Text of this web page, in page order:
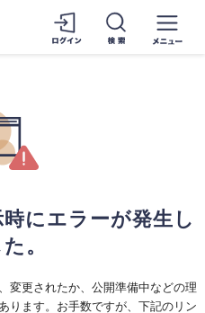
にエラーが発生し
。
変更されたか、公開準備中などの理
ります。お手数ですが、下記のリン